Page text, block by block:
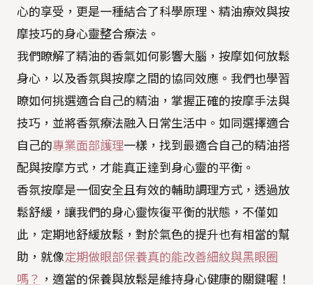
心的享受，更是一種結合了科學原理、精油療效與按
摩技巧的身心靈整合療法。
我們瞭解了精油的香氣如何影響大腦，按摩如何放鬆
身心，以及香氛與按摩之間的協同效應。我們也學習
瞭如何挑選適合自己的精油，掌握正確的按摩手法與
技巧，並將香氛療法融入日常生活中。如同選擇適合
自己的專業面部護理一樣，找到最適合自己的精油搭
配與按摩方式，才能真正達到身心靈的平衡。
香氛按摩是一個安全且有效的輔助調理方式，透過放
鬆舒緩，讓我們的身心靈恢復平衡的狀態，不僅如
此，定期地舒緩放鬆，對於氣色的提升也有相當的幫
助，就像定期做眼部保養真的能改善細紋與黑眼圈
嗎？ ，適當的保養與放鬆是維持身心健康的關鍵喔！